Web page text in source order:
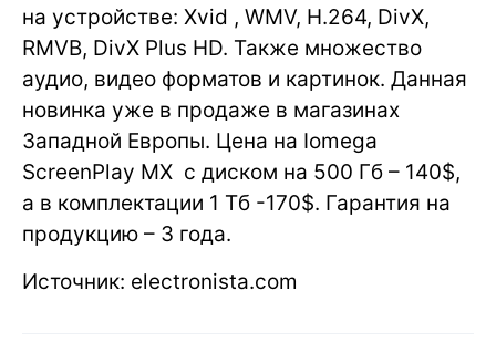
на устройстве: Xvid , WMV, H.264, DivX,
RMVB, DivX Plus HD. Также множество
аудио, видео форматов и картинок. Данная
новинка уже в продаже в магазинах
Западной Европы. Цена на Iomega
ScreenPlay MX с диском на 500 Гб – 140$,
а в комплектации 1 Тб -170$. Гарантия на
продукцию – 3 года.
Источник: electronista.com